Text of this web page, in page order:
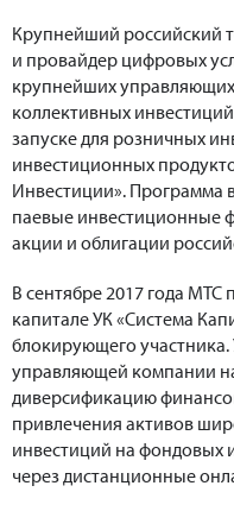
Крупнейший российский
и провайдер цифровых
крупнейших
коллективных
запуске для розничных
инвестиционных
Инвестиции». Программа
паевые инвестиционные
акции и облигации
В сентябре 2017 года МТС
капитале УК «Система
блокирующего участника.
управляющей компании
диверсификацию
привлечения активов
инвестиций на фондовых
через дистанционные